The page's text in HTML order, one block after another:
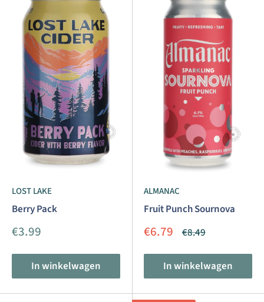
LOST LAKE
Berry Pack
Aanbiedingsprijs
€3.99
In winkelwagen
ALMANAC
Fruit Punch Sournova
Aanbiedingsprijs
€6.79 Normale
€8.49
In winkelwagen